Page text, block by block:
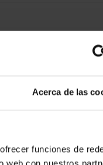
Acerca de las
funciones de